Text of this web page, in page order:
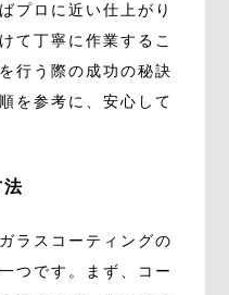
プロに近い仕上がり
て丁寧に作業するこ
行う際の成功の秘訣
を参考に、安心して
法
ラスコーティングの
つです。まず、コー